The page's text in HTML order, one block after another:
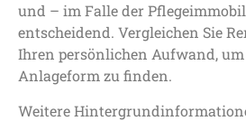
und – im Falle der
entscheidend. Vergleichen Sie
Ihren persönlichen Aufwand, um
Anlageform zu finden.
Weitere